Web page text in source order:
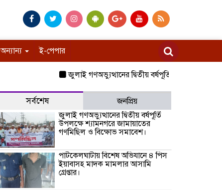
অন্যান্য ই-পেপার
জুলাই গণঅভ্যুত্থানের দ্বিতীয় বর্ষপূর্তি উপলক্ষে
সর্বশেষ
জনপ্রিয়
জুলাই গণঅভ্যুত্থানের দ্বিতীয় বর্ষপূর্তি
উপলক্ষে শ্যামনগরে জামায়াতের
গণমিছিল ও বিক্ষোভ সমাবেশ।
পাটকেলঘাটায় বিশেষ অভিযানে ৪ পিস
ইয়াবাসহ মাদক মামলার আসামি
গ্রেপ্তার।